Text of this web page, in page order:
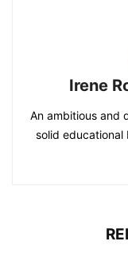
Irene
An ambitious and
solid educational